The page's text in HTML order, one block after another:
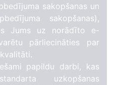
sakopšanas un
sakopšanas),
Jums uz norādīto e-
pārliecināties par
papildu darbi, kas
uzkopšanas